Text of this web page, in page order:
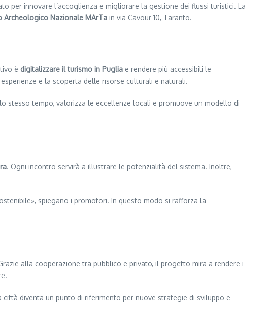
per innovare l’accoglienza e migliorare la gestione dei flussi turistici. La
Archeologico Nazionale MArTa in via Cavour 10, Taranto.
è digitalizzare il turismo in Puglia e rendere più accessibili le
e la scoperta delle risorse culturali e naturali.
stesso tempo, valorizza le eccellenze locali e promuove un modello di
. Ogni incontro servirà a illustrare le potenzialità del sistema. Inoltre,
spiegano i promotori. In questo modo si rafforza la
alla cooperazione tra pubblico e privato, il progetto mira a rendere i
diventa un punto di riferimento per nuove strategie di sviluppo e